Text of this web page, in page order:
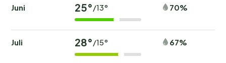
Juni 25°/13° 70%
Juli 28°/15° 67%